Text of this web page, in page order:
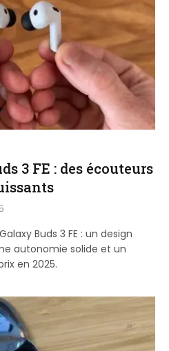
3 FE : des écouteurs
Buds 3 FE : un design
autonomie solide et un
en 2025.